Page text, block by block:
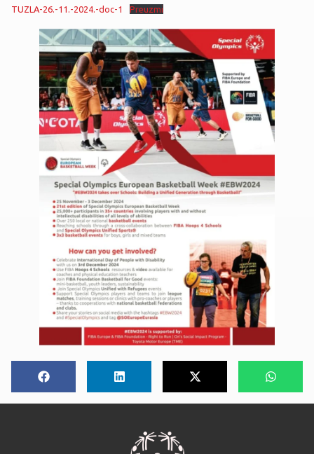
TUZLA-26.-11.-2024.-doc-1
Preuzmi